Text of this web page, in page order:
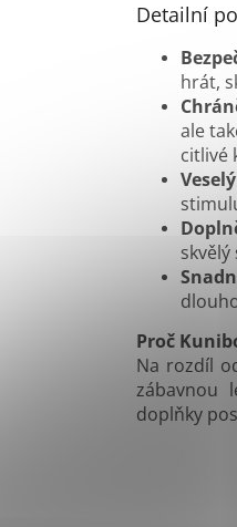
Detailní
hrát,
ale
citlivé
Proč
Na rozdíl
zábavnou
doplňky